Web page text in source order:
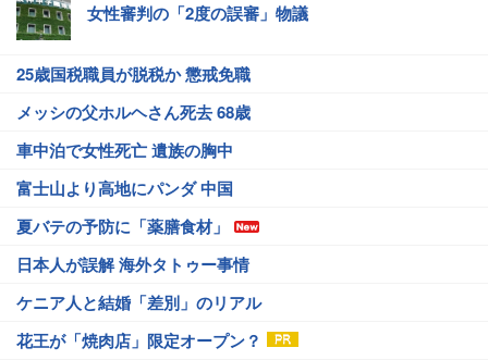
女性審判の「2度の誤審」物議
25歳国税職員が脱税か 懲戒免職
メッシの父ホルヘさん死去 68歳
車中泊で女性死亡 遺族の胸中
富士山より高地にパンダ 中国
夏バテの予防に「薬膳食材」
日本人が誤解 海外タトゥー事情
ケニア人と結婚「差別」のリアル
花王が「焼肉店」限定オープン？